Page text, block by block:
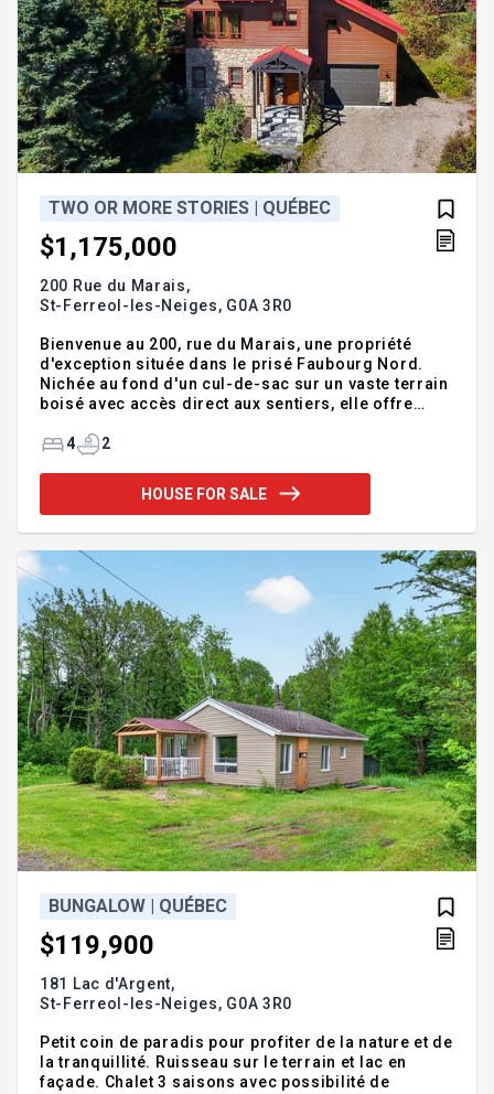
TWO OR MORE STORIES | QUÉBEC
$1,175,000
200 Rue du Marais,
St-Ferreol-les-Neiges, G0A 3R0
Bienvenue au 200, rue du Marais, une propriété
d'exception située dans le prisé Faubourg Nord.
Nichée au fond d'un cul-de-sac sur un vaste terrain
boisé avec accès direct aux sentiers, elle offre
grande galerie pour profiter du soleil et de la
toute la famille. Construite avec du bois de la
Colombie-Britannique et un plancher en ardoise de
Son système géothermique assure un confort
supérieur
4 2
HOUSE FOR SALE
BUNGALOW | QUÉBEC
$119,900
181 Lac d'Argent,
St-Ferreol-les-Neiges, G0A 3R0
Petit coin de paradis pour profiter de la nature et de
la tranquillité. Ruisseau sur le terrain et lac en
façade. Chalet 3 saisons avec possibilité de